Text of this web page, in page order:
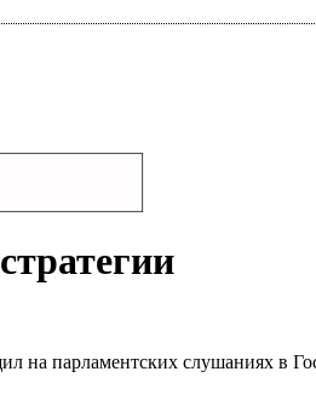
на парламентских слушаниях в